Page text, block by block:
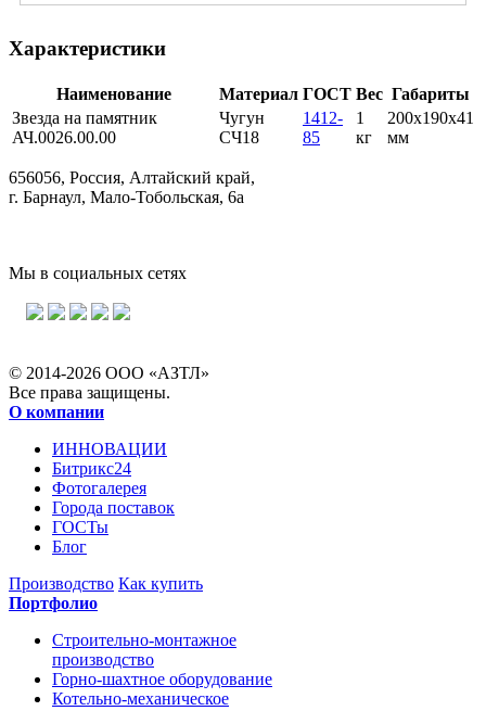
Характеристики
Наименование Материал ГОСТ Вес Габариты
Звезда на памятник
АЧ.0026.00.00
Чугун
СЧ18
1412-
85
1
кг
200х190х41
мм
656056, Россия, Алтайский край,
г. Барнаул, Мало-Тобольская, 6а
Мы в социальных сетях
© 2014-2026 ООО «АЗТЛ»
Все права защищены.
О компании
ИННОВАЦИИ
Битрикс24
Фотогалерея
Города поставок
ГОСТы
Блог
Производство Как купить
Портфолио
Строительно-монтажное
производство
Горно-шахтное оборудование
Котельно-механическое